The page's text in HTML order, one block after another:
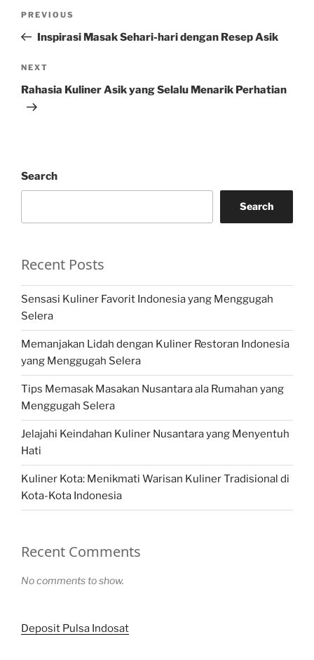
Previous
Post
PREVIOUS
Inspirasi Masak Sehari-hari dengan Resep Asik
Next
Post
NEXT
Rahasia Kuliner Asik yang Selalu Menarik Perhatian
Search
Search
Recent Posts
Sensasi Kuliner Favorit Indonesia yang Menggugah
Selera
Memanjakan Lidah dengan Kuliner Restoran Indonesia
yang Menggugah Selera
Tips Memasak Masakan Nusantara ala Rumahan yang
Menggugah Selera
Jelajahi Keindahan Kuliner Nusantara yang Menyentuh
Hati
Kuliner Kota: Menikmati Warisan Kuliner Tradisional di
Kota-Kota Indonesia
Recent Comments
No comments to show.
Deposit Pulsa Indosat